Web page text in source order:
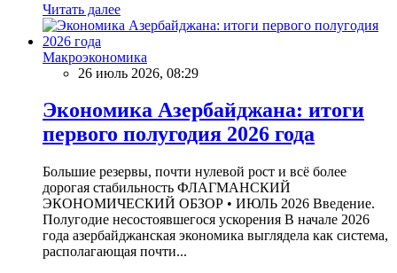
Читать далее
Макроэкономика
26 июль 2026, 08:29
Экономика Азербайджана: итоги
первого полугодия 2026 года
Большие резервы, почти нулевой рост и всё более
дорогая стабильность ФЛАГМАНСКИЙ
ЭКОНОМИЧЕСКИЙ ОБЗОР • ИЮЛЬ 2026 Введение.
Полугодие несостоявшегося ускорения В начале 2026
года азербайджанская экономика выглядела как система,
располагающая почти...